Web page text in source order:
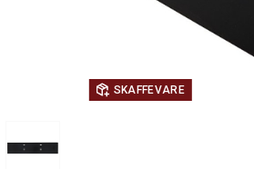
SKAFFEVARE